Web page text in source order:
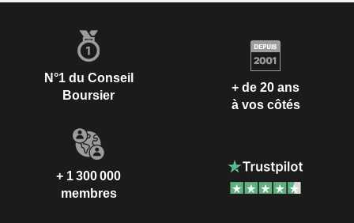
N°1 du Conseil
Boursier
+ de 20 ans
à vos côtés
+ 1 300 000
membres